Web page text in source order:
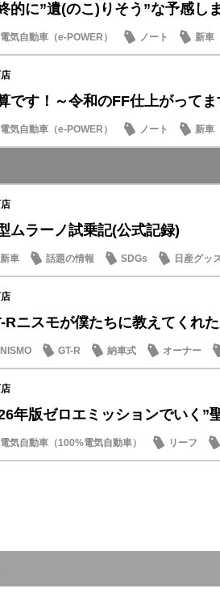
的に”遺(のこ)りそう”な予感し
電気自動車（e-POWER） ノート 新車
です！～令和のFF仕上がって
電気自動車（e-POWER） ノート 新車
ムラーノ試乗記(公式記録)
新車 話題の情報 SDGs 日産グッ
Rニスモが僕たちに教えてくれ
NISMO GT-R 納車式 オーナー
年版ゼロエミッションでいく”
電気自動車（100%電気自動車）
リーフ
話題の情報